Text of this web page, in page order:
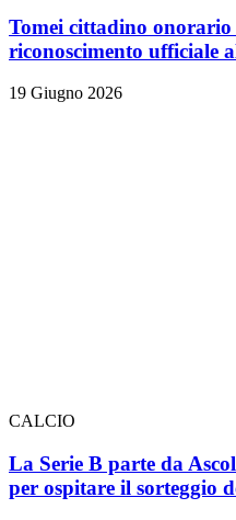
Tomei cittadino
riconoscimento ufficiale
19 Giugno 2026
CALCIO
La Serie B parte da
per ospitare il sorteggio